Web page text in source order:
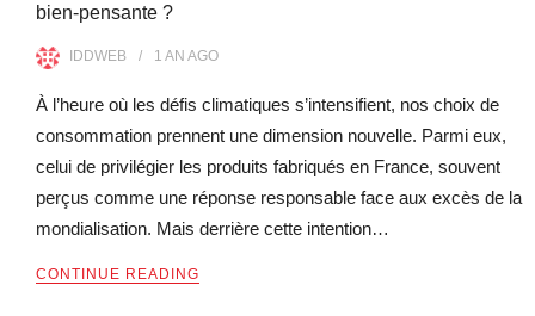
bien-pensante ?
IDDWEB 1 AN AGO
À l’heure où les défis climatiques s’intensifient, nos choix de
consommation prennent une dimension nouvelle. Parmi eux,
celui de privilégier les produits fabriqués en France, souvent
perçus comme une réponse responsable face aux excès de la
mondialisation. Mais derrière cette intention…
CONTINUE READING